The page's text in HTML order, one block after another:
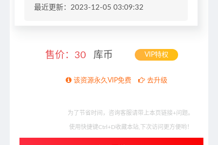
最近更新：2023-12-05 03:09:32
售价： 30 库币 VIP特权
该资源永久VIP免费 去升级
为了节省时间，咨询客服请带上本页链接+问题。
使用快捷键Ctrl+D收藏本站,下次访问更方便哟！